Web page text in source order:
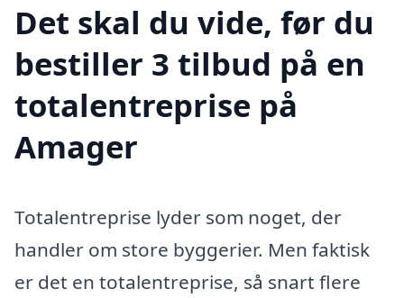
Det skal du vide, før du
bestiller 3 tilbud på en
totalentreprise på
Amager
Totalentreprise lyder som noget, der
handler om store byggerier. Men faktisk
er det en totalentreprise, så snart flere